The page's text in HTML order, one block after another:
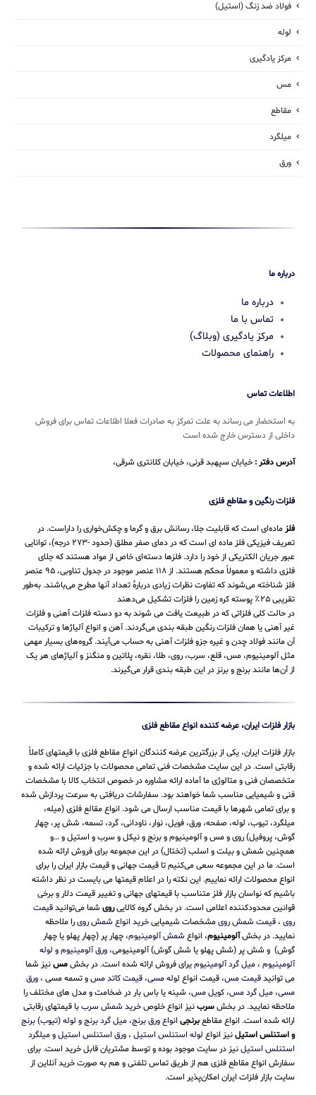
فولاد ضد زنگ (استیل)
لوله
مرکز یادگیری
مس
مقاطع
میلگرد
ورق
درباره ما
درباره ما
تماس با ما
مرکز یادگیری (وبلاگ)
راهنمای محصولات
اطلاعات تماس
به استحضار می رساند به علت تمرکز به صادرات فعلا اطلاعات تماس برای فروش
داخلی از دسترس خارج شده است
آدرس دفتر : خیابان سپهبد قرنی، خیابان کلانتری شرقی،
فلزات رنگین و مقاطع فلزی
فلز ماده‌ای است که قابلیت جلا، رسانش برق و گرما و چکش‌خواری را داراست. در
تعریف فیزیکی فلز ماده ای است که در دمای صفر مطلق (حدود -۲۷۳ درجه)، توانایی
عبور جریان الکتریکی از خود را دارد. فلزها دسته‌ای خاص از مواد هستند که جلای
فلزی داشته و معمولاً محکم هستند. از ۱۱۸ عنصر موجود در جدول تناوبی، ۹۵ عنصر
فلز شناخته می‌شوند که تفاوت نظرات زیادی دربارهٔ تعداد آنها مطرح می‌باشند. به‌طور
تقریبی ۲۵٪ پوسته کره زمین را فلزات تشکیل می‌دهند
در حالت کلی فلزاتی که در طبیعت یافت می شوند به دو دسته فلزات آهنی و فلزات
غیر آهنی یا همان فلزات رنگین طبقه بندی می‌گردند. آهن و انواع آلیاژها و ترکیبات
آن مانند فولاد چدن و غیره جزو فلزات آهنی به حساب می‌‌آیند. گروه‌های بسیار مهمی
مثل آلومینیوم، مس، قلع، سرب، روی، طلا، نقره، پلاتین و منگنز و آلیاژهای هر یک
از آن‌ها مانند برنج و برنز در این طبقه‌ بندی قرار می‌‌گیرند.
بازار فلزات ایران، عرضه کننده انواع مقاطع فلزی
بازار فلزات ایران، یکی از بزرگترین عرضه کنندگان انواع مقاطع فلزی با قیمتهای کاملاً
رقابتی است. در این سایت مشخصات فنی تمامی محصولات با جزئیات ارائه شده و
متخصصان فنی و متالوژی ما آماده ارائه مشاوره در خصوص انتخاب کالا با مشخصات
فنی و شیمیایی مناسب شما خواهند بود. سفارشات دریافتی به سرعت پردازش شده
و برای تمامی شهرها با قیمت مناسب ارسال می شود. انواع مقالع فلزی (میله،
میلگرد، تیوب، لوله، صفحه، ورق، فویل، نوار، ناودانی، گرد، تسمه، شش پر، چهار
گوش، پروفیل) روی و مس و آلومینیوم و برنج و نیکل و سرب و استیل و …و
همچنین شمش و بیلت و اسلب (تختال) در این مجموعه برای فروش ارائه شده
است. ما در این مجموعه سعی می‌کنیم تا قیمت جهانی و قیمت بازار ایران را برای
انواع محصولات ارائه نماییم. این نکته را در اعلام قیمتها می بایست در نظر داشته
باشیم که نواسان بازار فلز متناسب با قیمتهای جهانی و تغییر قیمت دلار و برخی
قوانین محدودکننده اعلامی است. در بخش گروه کالاییروی شما می‌توانیدقیمت
روی ، قیمت شمش رویمشخصات شیمیاییخرید انواع شمش رویرا ملاحظه
نمایید. در بخشآلومینیوم، انواع شمش آلومینیوم، چهار پر (چهار پهلو یا چهار
گوش) و شش پر (شش پهلو یا شش گوش) آلومینیومی، ورق آلومینیومو لوله
آلومینیوم ، میل گرد آلومینیومیرای فروش ارائه شده است. در بخشمسنیز شما
می توانیدقیمت مس، قیمت انواع لوله مسی، قیمت کاتد مسو تسمه مسی ، ورق
مسی، میل گرد مس، کویل مس، شینه یا باس بار در ضخامت و مدل های مختلف را
ملاحظه نمایید. در بخشسربنیز انواع خلوصخرید شمش سرببا قیمتهای رقابتی
ارائه شده است. انواع مقاطعبرنجی انواع ورق برنج، میل گرد برنجو لوله (تیوب) برنج
و استنلس استیلنیز انواع لوله استنلس استیل ، ورق استنلس استیلومیلگرد
استنلس استیلنیز در سایت موجود بوده و توسط مشتریان قابل خرید است. برای
سفارش انواع مقاطع فلزی هم از طریق تماس تلفنی و هم به صورت خرید آنلاین از
سایت بازار فلزات ایران امکان‌پذیر است.